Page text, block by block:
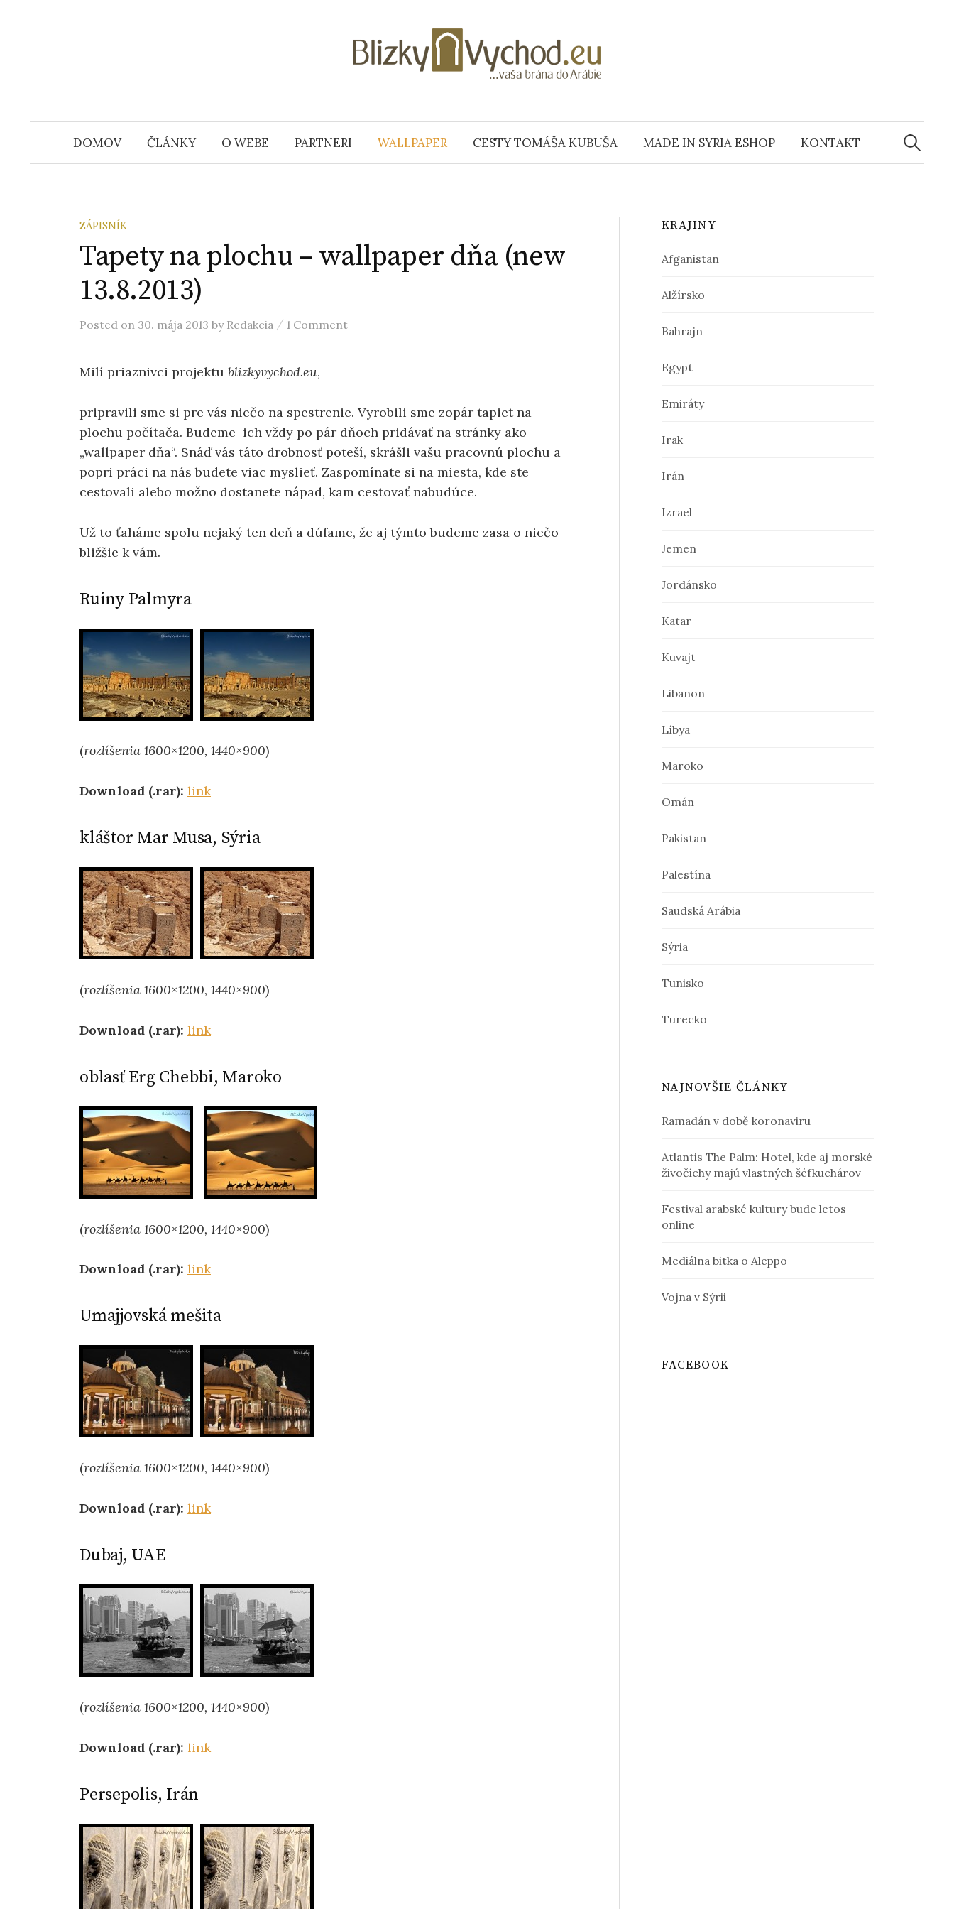
n
DOMOV ČLÁNKY O WEBE PARTNERI WALLPAPER CESTY TOMÁŠA KUBUŠA MADE IN SYRIA ESHOP KONTAKT H
ZÁPISNÍK
Tapety na plochu – wallpaper dňa (new
13.8.2013)
Posted on 30. mája 2013 by Redakcia / 1 Comment
Milí priaznivci projektu blizkyvychod.eu,
pripravili sme si pre vás niečo na spestrenie. Vyrobili sme zopár tapiet na
plochu počítača. Budeme ich vždy po pár dňoch pridávať na stránky ako
„wallpaper dňa“. Snáď vás táto drobnosť poteší, skrášli vašu pracovnú plochu a
popri práci na nás budete viac myslieť. Zaspomínate si na miesta, kde ste
cestovali alebo možno dostanete nápad, kam cestovať nabudúce.
Už to ťaháme spolu nejaký ten deň a dúfame, že aj týmto budeme zasa o niečo
bližšie k vám.
Ruiny Palmyra
(rozlíšenia 1600×1200, 1440×900)
Download (.rar): link
kláštor Mar Musa, Sýria
(rozlíšenia 1600×1200, 1440×900)
Download (.rar): link
oblasť Erg Chebbi, Maroko
(rozlíšenia 1600×1200, 1440×900)
Download (.rar): link
Umajjovská mešita
(rozlíšenia 1600×1200, 1440×900)
Download (.rar): link
Dubaj, UAE
(rozlíšenia 1600×1200, 1440×900)
Download (.rar): link
Persepolis, Irán
KRAJINY
Afganistan
Alžírsko
Bahrajn
Egypt
Emiráty
Irak
Irán
Izrael
Jemen
Jordánsko
Katar
Kuvajt
Libanon
Líbya
Maroko
Omán
Pakistan
Palestína
Saudská Arábia
Sýria
Tunisko
Turecko
NAJNOVŠIE ČLÁNKY
Ramadán v době koronaviru
Atlantis The Palm: Hotel, kde aj morské
živočíchy majú vlastných šéfkuchárov
Festival arabské kultury bude letos
online
Mediálna bitka o Aleppo
Vojna v Sýrii
FACEBOOK